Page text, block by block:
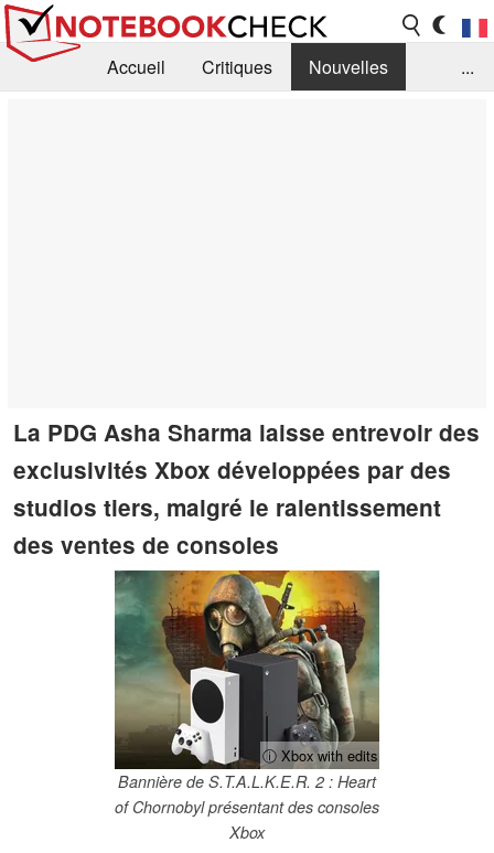
Accueil Critiques
Nouvelles
...
La PDG Asha Sharma laisse entrevoir des
exclusivités Xbox développées par des
studios tiers, malgré le ralentissement
des ventes de consoles
ⓘ Xbox with edits
Bannière de S.T.A.L.K.E.R. 2 : Heart
of Chornobyl présentant des consoles
Xbox